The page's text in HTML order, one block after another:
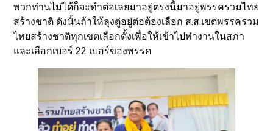
พวกท่านไม่ได้ก็จะทำต่อเลยมาอยู่ตรงนี้มาอยู่พรรครวมไทย
สร้างชาติ ดังนั้นถ้าให้ลุงตู่อยู่ต่อต้องเลือก ส.ส.เขตพรรครวม
ไทยสร้างชาติทุกเขตเลือกตั้งเพื่อให้เข้าไปทำงานในสภา
และเลือกเบอร์ 22 เบอร์ของพรรค